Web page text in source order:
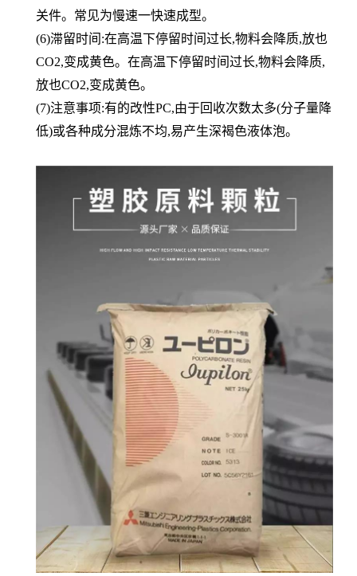
关件。常见为慢速一快速成型。
(6)滞留时间:在高温下停留时间过长,物料会降质,放也
CO2,变成黄色。在高温下停留时间过长,物料会降质,
放也CO2,变成黄色。
(7)注意事项:有的改性PC,由于回收次数太多(分子量降
低)或各种成分混炼不均,易产生深褐色液体泡。